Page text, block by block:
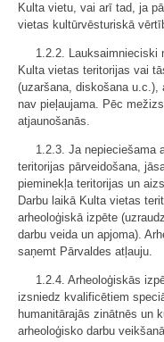
Kulta vietu, vai arī tad, ja
vietas kultūrvēsturiskā
1.2.2. Lauksaimnieciski
Kulta vietas teritorijas vai
(uzaršana, diskošana u.c.),
nav pieļaujama. Pēc
atjaunošanās.
1.2.3. Ja nepieciešama
teritorijas pārveidošana,
pieminekļa teritorijas un
Darbu laikā Kulta vietas
arheoloģiskā izpēte
darbu veida un apjoma).
saņemt Pārvaldes atļauju.
1.2.4. Arheoloģiskās
izsniedz kvalificētiem
humanitārajās zinātnēs un
arheoloģisko darbu